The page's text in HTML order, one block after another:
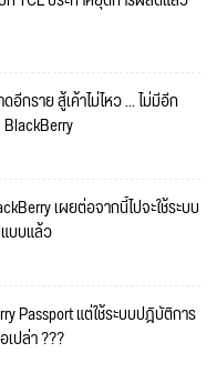
กราย สู้เค้าไม่ไหว ... ไม่มีอีก
เผยต่อจากนี้ไปจะใช้ระบบ
บบแล้ว
Passport แต่ใช้ระบบปฎิบัติการ
เปล่า ???